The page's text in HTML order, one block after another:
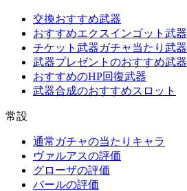
交換おすすめ武器
おすすめエクスインゴット武器
チケット武器ガチャ当たり武器
武器プレゼントのおすすめ武器
おすすめのHP回復武器
武器合成のおすすめスロット
常設
通常ガチャの当たりキャラ
ヴァルアスの評価
グローザの評価
バールの評価